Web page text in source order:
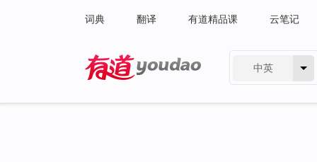
词典 翻译 有道精品课 云笔记
中英